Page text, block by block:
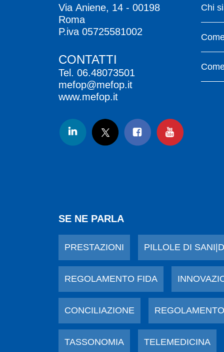
Via Aniene, 14 - 00198
Roma
P.iva 05725581002
CONTATTI
Tel. 06.48073501
mefop@mefop.it
www.mefop.it
Chi
SE NE PARLA
PRESTAZIONI PILLOLE DI
REGOLAMENTO FIDA
CONCILIAZIONE
TASSONOMIA TELEMEDICINA